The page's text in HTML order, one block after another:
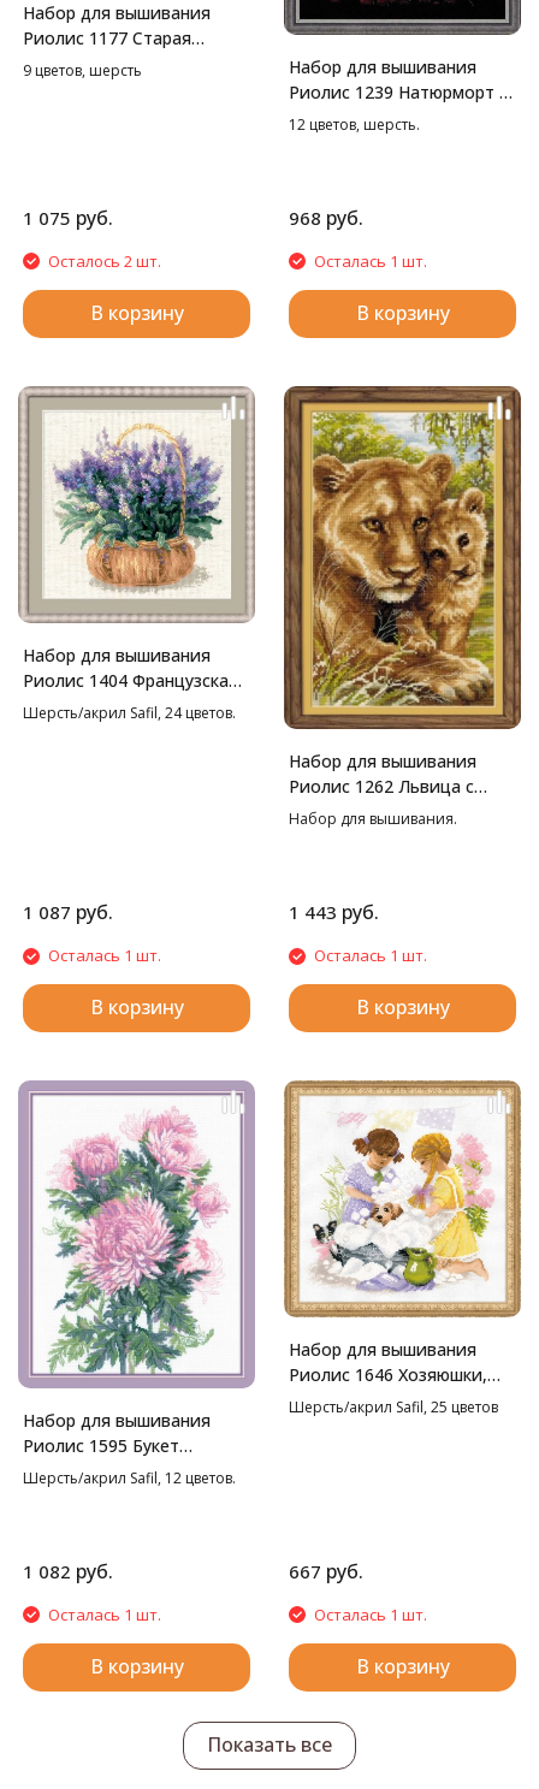
Набор для вышивания
Риолис 1177 Старая
фотография. Жук, 38*26
9 цветов, шерсть
1 075 руб.
Осталось 2 шт.
В корзину
Набор для вышивания
Риолис 1239 Натюрморт с
красным вином, 30*30 см
12 цветов, шерсть.
968 руб.
Осталась 1 шт.
В корзину
Набор для вышивания
Риолис 1404 Французская
лаванда, 25*25 см
Шерсть/акрил Safil, 24 цветов.
1 087 руб.
Осталась 1 шт.
В корзину
Набор для вышивания
Риолис 1262 Львица с
львенком, 22*38 см
Набор для вышивания.
1 443 руб.
Осталась 1 шт.
В корзину
Набор для вышивания
Риолис 1595 Букет
хризантем, 30*40 см
Шерсть/акрил Safil, 12 цветов.
1 082 руб.
Осталась 1 шт.
В корзину
Набор для вышивания
Риолис 1646 Хозяюшки,
30*30 см
Шерсть/акрил Safil, 25 цветов
667 руб.
Осталась 1 шт.
В корзину
Показать все